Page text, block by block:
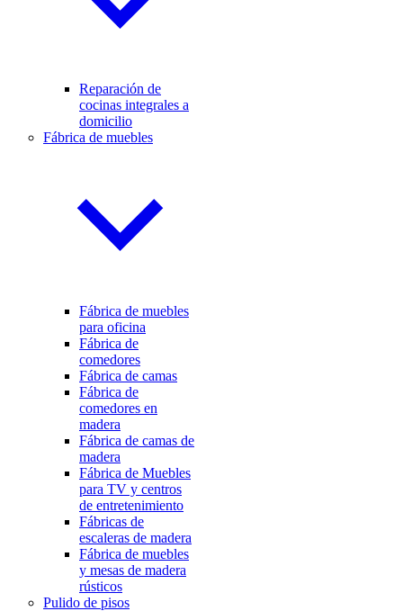
Reparación de
cocinas integrales a
domicilio
Fábrica de muebles
Fábrica de muebles
para oficina
Fábrica de
comedores
Fábrica de camas
Fábrica de
comedores en
madera
Fábrica de camas de
madera
Fábrica de Muebles
para TV y centros
de entretenimiento
Fábricas de
escaleras de madera
Fábrica de muebles
y mesas de madera
rústicos
Pulido de pisos